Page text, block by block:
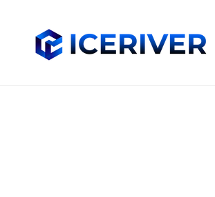
al contenido